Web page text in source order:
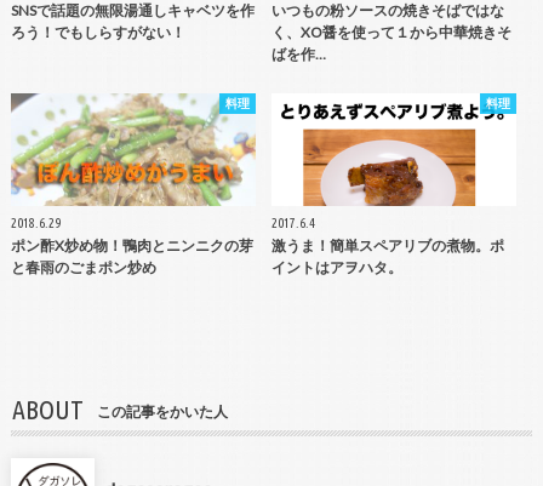
SNSで話題の無限湯通しキャベツを作
ろう！でもしらすがない！
いつもの粉ソースの焼きそばではな
く、XO醤を使って１から中華焼きそ
ばを作…
料理
2018.6.29
ポン酢X炒め物！鴨肉とニンニクの芽
と春雨のごまポン炒め
料理
2017.6.4
激うま！簡単スペアリブの煮物。ポ
イントはアヲハタ。
ABOUT この記事をかいた人